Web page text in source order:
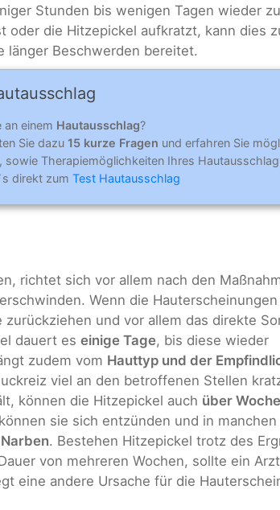
Stunden bis wenigen Tagen wieder
oder die Hitzepickel aufkratzt, kann dies
länger Beschwerden bereitet.
an einem Hautausschlag?
Sie dazu 15 kurze Fragen und erfahren Sie
sowie Therapiemöglichkeiten Ihres
direkt zum Test Hautausschlag
richtet sich vor allem nach den
Wenn die Hauterscheinungen
und vor allem das direkte
dauert es einige Tage, bis diese wieder
zudem vom Hauttyp und der
viel an den betroffenen Stellen
können die Hitzepickel auch über
sie sich entzünden und in manchen
. Bestehen Hitzepickel trotz des
von mehreren Wochen, sollte ein Arzt
eine andere Ursache für die